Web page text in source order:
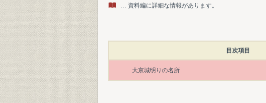
… 資料編に詳細な情報があります。
目次項目
大京城明りの名所